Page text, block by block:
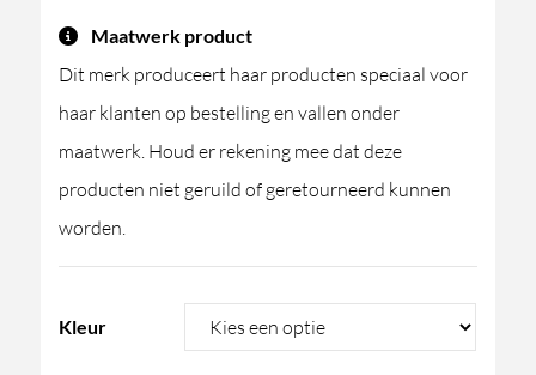
Maatwerk product
Dit merk produceert haar producten speciaal voor
haar klanten op bestelling en vallen onder
maatwerk. Houd er rekening mee dat deze
producten niet geruild of geretourneerd kunnen
worden.
Kleur